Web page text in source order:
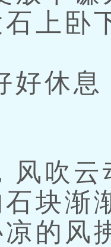
上卧
休息
吹云
块渐
的风